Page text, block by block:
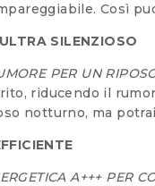
Così
SILENZIOSO
PER UN
riducendo il
notturno, ma
A+++ PER